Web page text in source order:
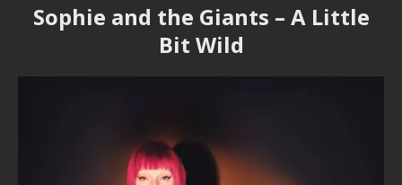
Sophie and the Giants – A Little
Bit Wild